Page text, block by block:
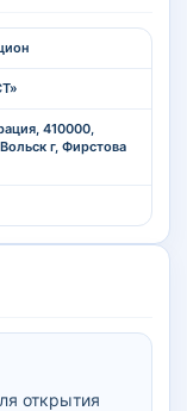
410000,
г, Фирстова
открытия